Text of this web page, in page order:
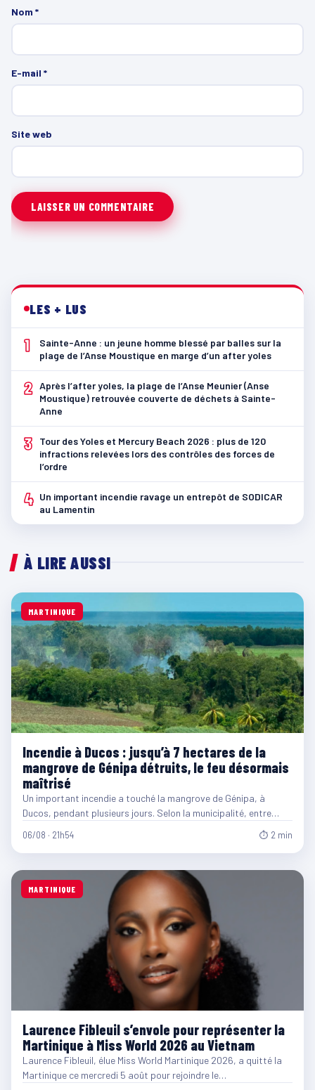
Nom *
E-mail *
Site web
LES + LUS
1
Sainte-Anne : un jeune homme blessé par balles sur la
plage de l’Anse Moustique en marge d’un after yoles
2 Après l’after yoles, la plage de l’Anse Meunier (Anse
Moustique) retrouvée couverte de déchets à Sainte-
Anne
3
Tour des Yoles et Mercury Beach 2026 : plus de 120
infractions relevées lors des contrôles des forces de
l’ordre
4 Un important incendie ravage un entrepôt de SODICAR
au Lamentin
À LIRE AUSSI
MARTINIQUE
Incendie à Ducos : jusqu’à 7 hectares de la
mangrove de Génipa détruits, le feu désormais
maîtrisé
Un important incendie a touché la mangrove de Génipa, à
Ducos, pendant plusieurs jours. Selon la municipalité, entre…
06/08 · 21h54 ⏱ 2 min
MARTINIQUE
Laurence Fibleuil s’envole pour représenter la
Martinique à Miss World 2026 au Vietnam
Laurence Fibleuil, élue Miss World Martinique 2026, a quitté la
Martinique ce mercredi 5 août pour rejoindre le…